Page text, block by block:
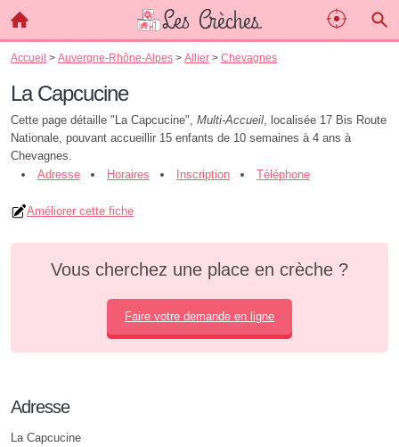
Accueil > Auvergne-Rhône-Alpes > Allier > Chevagnes
La Capcucine
Cette page détaille "La Capcucine", Multi-Accueil, localisée 17 Bis Route
Nationale, pouvant accueillir 15 enfants de 10 semaines à 4 ans à
Chevagnes.
Adresse
Horaires Inscription Téléphone
Améliorer cette fiche
Vous cherchez une place en crèche ?
Faire votre demande en ligne
Adresse
La Capcucine